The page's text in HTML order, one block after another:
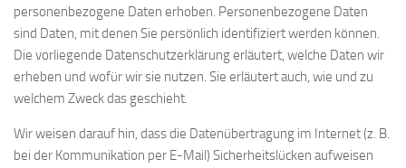
personenbezogene Daten erhoben. Personenbezogene Daten
sind Daten, mit denen Sie persönlich identifiziert werden können.
Die vorliegende Datenschutzerklärung erläutert, welche Daten wir
erheben und wofür wir sie nutzen. Sie erläutert auch, wie und zu
welchem Zweck das geschieht.
Wir weisen darauf hin, dass die Datenübertragung im Internet (z. B.
bei der Kommunikation per E-Mail) Sicherheitslücken aufweisen